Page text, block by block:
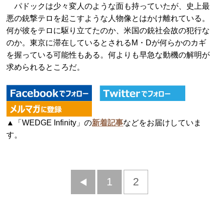
パドックは少々変人のような面も持っていたが、史上最
悪の銃撃テロを起こすような人物像とはかけ離れている。
何が彼をテロに駆り立てたのか、米国の銃社会故の犯行な
のか。東京に滞在しているとされるM・Dが何らかのカギ
を握っている可能性もある。何よりも早急な動機の解明が
求められるところだ。
▲「WEDGE Infinity」の新着記事などをお届けしていま
す。
前
1 2